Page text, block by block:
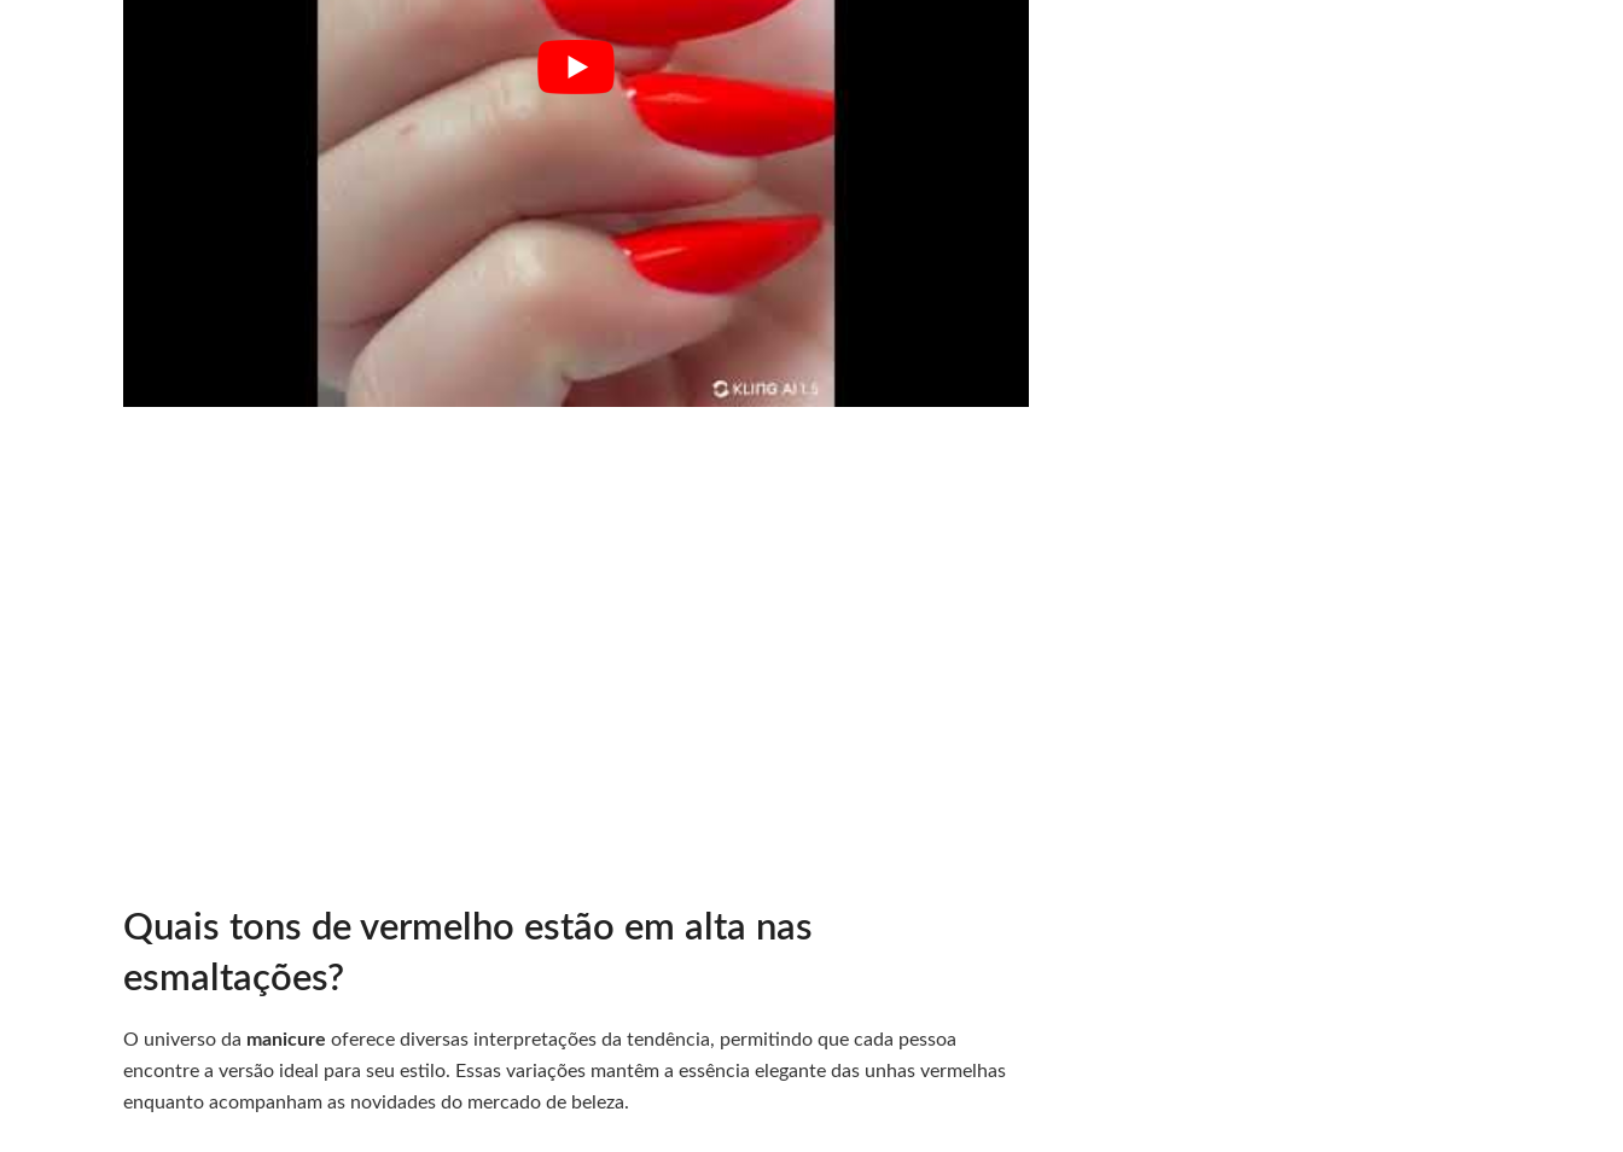
Quais tons de vermelho estão em alta nas
esmaltações?
O universo da manicure oferece diversas interpretações da tendência, permitindo que cada pessoa
encontre a versão ideal para seu estilo. Essas variações mantêm a essência elegante das unhas vermelhas
enquanto acompanham as novidades do mercado de beleza.